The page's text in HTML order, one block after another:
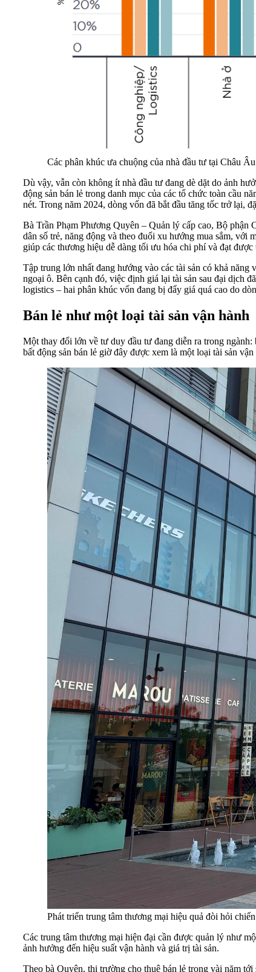
Các phân khúc ưa chuộng của nhà đầu tư tại Châu
Dù vậy, vẫn còn không ít nhà đầu tư đang dè dặt do ảnh
động sản bán lẻ trong danh mục của các tổ chức toàn cầu
nét. Trong năm 2024, dòng vốn đã bắt đầu tăng tốc trở lại,
Bà Trần Phạm Phương Quyên – Quản lý cấp cao, Bộ
dân số trẻ, năng động và theo đuổi xu hướng mua sắm,
giúp các thương hiệu dễ dàng tối ưu hóa chi phí và đạt
Tập trung lớn nhất đang hướng vào các tài sản có khả
ngoại ô. Bên cạnh đó, việc định giá lại tài sản sau đại dịch
logistics – hai phân khúc vốn đang bị đẩy giá quá cao do
Bán lẻ như một loại tài sản vận hành
Một thay đổi lớn về tư duy đầu tư đang diễn ra trong
bất động sản bán lẻ giờ đây được xem là một loại tài sản
Phát triển trung tâm thương mại hiệu quả đòi hỏi
Các trung tâm thương mại hiện đại cần được quản lý như
ảnh hưởng đến hiệu suất vận hành và giá trị tài sản.
Theo bà Quyên, thị trường cho thuê bán lẻ trong vài năm